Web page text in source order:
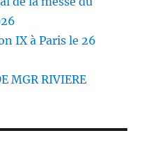
IX à Paris le 26
MGR RIVIERE